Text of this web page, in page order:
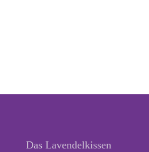
Das Lavendelkissen